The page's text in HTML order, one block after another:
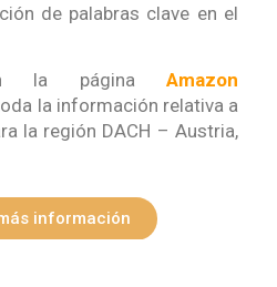
de palabras clave en el
la página
Amazon
la información relativa a
la región DACH – Austria,
información